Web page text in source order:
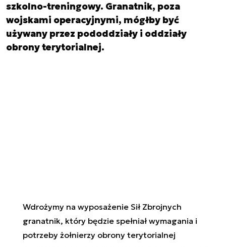
szkolno-treningowy. Granatnik, poza
wojskami operacyjnymi, mógłby być
używany przez pododdziały i oddziały
obrony terytorialnej.
Wdrożymy na wyposażenie Sił Zbrojnych
granatnik, który będzie spełniał wymagania i
potrzeby żołnierzy obrony terytorialnej